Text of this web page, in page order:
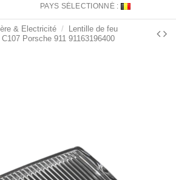
PAYS SÉLECTIONNÉ :
& Electricité
Lentille de feu
Porsche 911 91163196400